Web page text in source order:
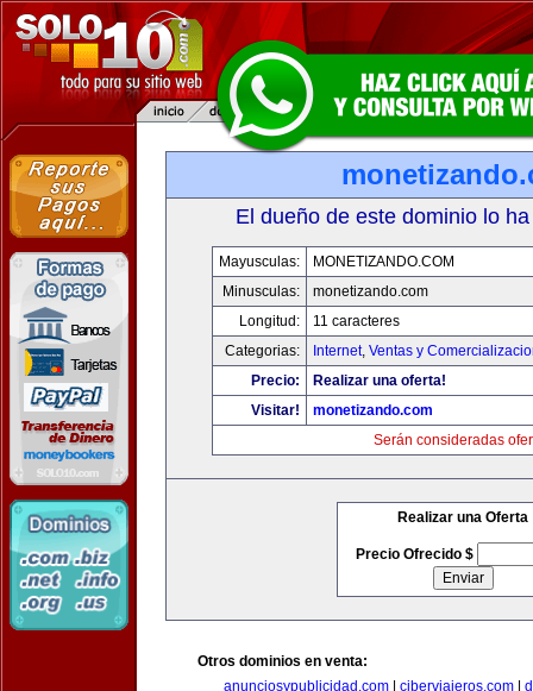
El dueño de este dominio lo
Mayusculas:
MONETIZANDO.COM
Minusculas:
monetizando.com
Longitud:
11 caracteres
Categorias:
Internet, Ventas y
Precio:
Realizar una oferta!
Visitar!
monetizando.com
Serán consideradas
Realizar una Oferta
Precio Ofrecido $
Otros dominios en venta:
anunciosypublicidad.com| ciberviajeros.com|